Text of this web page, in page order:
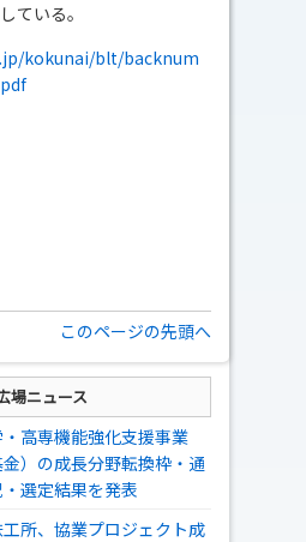
ている。
kokunai/blt/backnum
このページの先頭へ
場ニュース
高専機能強化支援事業
金）の成長分野転換枠・通
選定結果を発表
所、協業プロジェクト成